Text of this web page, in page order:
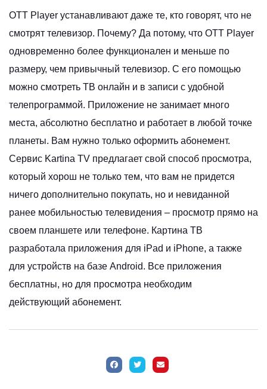
OTT Player устанавливают даже те, кто говорят, что не
смотрят телевизор. Почему? Да потому, что OTT Player
одновременно более функционален и меньше по
размеру, чем привычный телевизор. С его помощью
можно смотреть ТВ онлайн и в записи с удобной
телепрограммой. Приложение не занимает много
места, абсолютно бесплатно и работает в любой точке
планеты. Вам нужно только оформить абонемент.
Сервис Kartina TV предлагает свой способ просмотра,
который хорош не только тем, что вам не придется
ничего дополнительно покупать, но и невиданной
ранее мобильностью телевидения – просмотр прямо на
своем планшете или телефоне. Картина ТВ
разработала приложения для iPad и iPhone, а также
для устройств на базе Android. Все приложения
бесплатны, но для просмотра необходим
действующий абонемент.